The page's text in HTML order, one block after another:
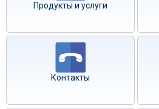
Продукты и услуги
Контакты